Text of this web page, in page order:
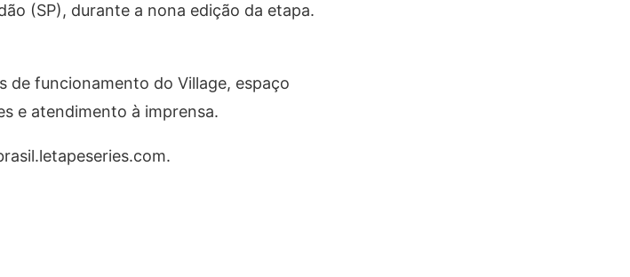
(SP), durante a nona edição da etapa.
de funcionamento do Village, espaço
e atendimento à imprensa.